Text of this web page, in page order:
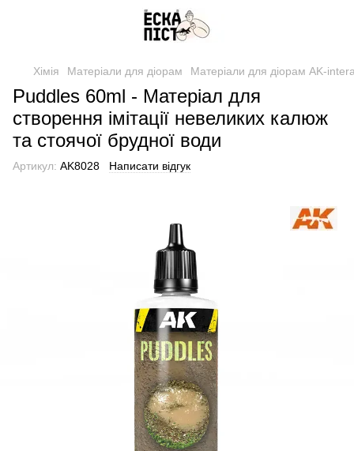
Хімія Матеріали для діорам Матеріали для діорам AK-
Puddles 60ml - Матеріал для
створення імітації невеликих калюж
та стоячої брудної води
Артикул: AK8028 Написати відгук